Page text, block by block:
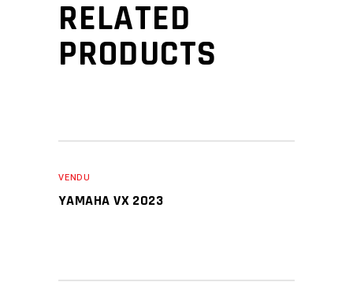
RELATED
PRODUCTS
VENDU
YAMAHA VX 2023